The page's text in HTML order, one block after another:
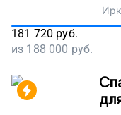
181 720 руб.
из 188 000 руб.